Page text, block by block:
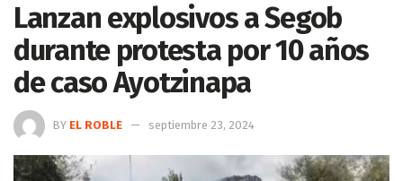
Lanzan explosivos a Segob
durante protesta por 10 años
de caso Ayotzinapa
BY EL ROBLE septiembre 23, 2024